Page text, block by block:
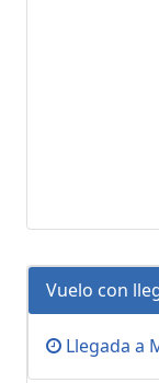
Vuelo con
Llegada a